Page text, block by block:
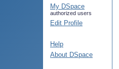
My DSpace
authorized users
Edit Profile
Help
About DSpace